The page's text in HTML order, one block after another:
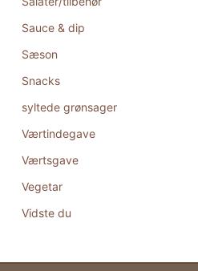
Sauce & dip
Sæson
Snacks
syltede grønsager
Værtindegave
Værtsgave
Vegetar
Vidste du